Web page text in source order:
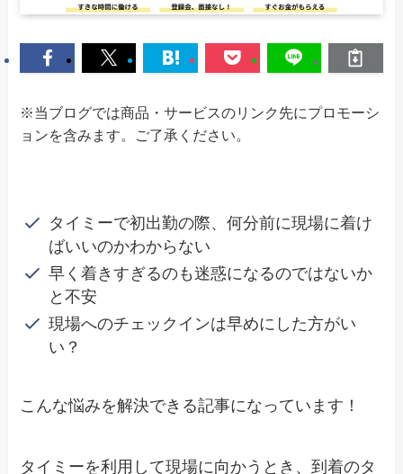
※当ブログでは商品・サービスのリンク先にプロモーシ
ョンを含みます。ご了承ください。
タイミーで初出勤の際、何分前に現場に着け
ばいいのかわからない
早く着きすぎるのも迷惑になるのではないか
と不安
現場へのチェックインは早めにした方がい
い？
こんな悩みを解決できる記事になっています！
タイミーを利用して現場に向かうとき、到着のタ